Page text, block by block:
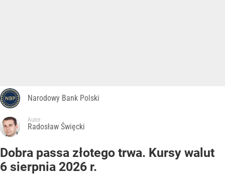
Narodowy Bank Polski
Autor:
Radosław Święcki
Dobra passa złotego trwa. Kursy walut
6 sierpnia 2026 r.